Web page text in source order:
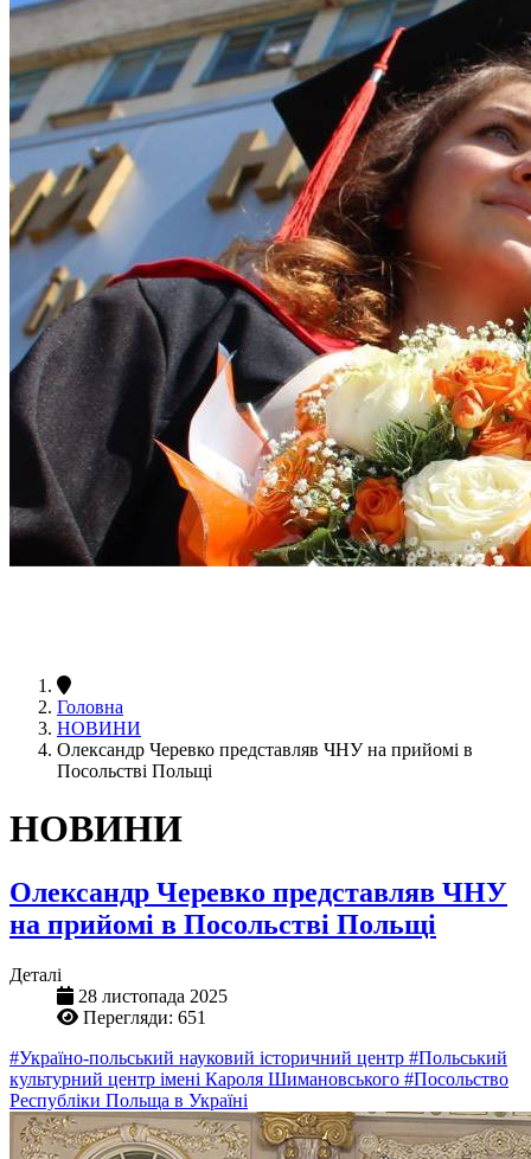
Головна
НОВИНИ
Олександр Черевко представляв ЧНУ на прийомі в
Посольстві Польщі
НОВИНИ
Олександр Черевко представляв ЧНУ
на прийомі в Посольстві Польщі
Деталі
28 листопада 2025
Перегляди: 651
#Україно-польський науковий історичний центр #Польський
культурний центр імені Кароля Шимановського #Посольство
Республіки Польща в Україні